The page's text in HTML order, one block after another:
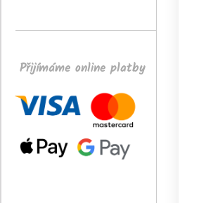
Přijímáme online platby